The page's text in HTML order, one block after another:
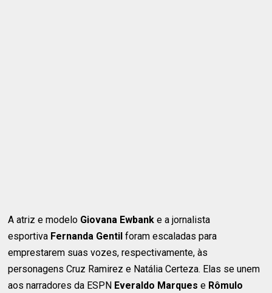
A atriz e modelo Giovana Ewbanke a jornalista
esportiva Fernanda Gentilforam escaladas para
emprestarem suas vozes, respectivamente, às
personagens Cruz Ramirez e Natália Certeza. Elas se unem
aos narradores da ESPN Everaldo Marques e Rômulo